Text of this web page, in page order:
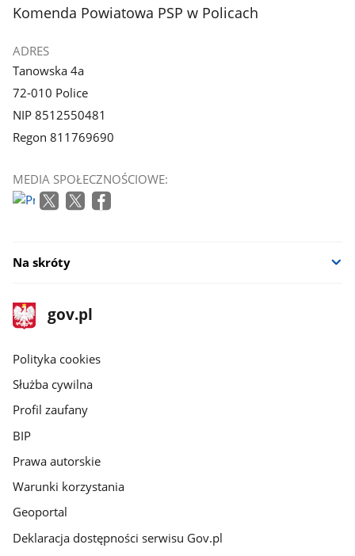
stopka
Komenda Powiatowa PSP w Policach
ADRES
Tanowska 4a
72-010 Police
NIP 8512550481
Regon 811769690
MEDIA SPOŁECZNOŚCIOWE:
Na skróty
stopka
gov.pl
Strona
gov.pl
gov.pl
Polityka cookies
Służba cywilna
Profil zaufany
BIP
Prawa autorskie
Warunki korzystania
Geoportal
Deklaracja dostępności serwisu Gov.pl